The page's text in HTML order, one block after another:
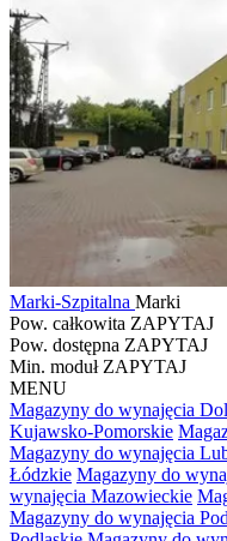
Marki-Szpitalna Marki
Pow. całkowita ZAPYTAJ
Pow. dostępna ZAPYTAJ
Min. moduł ZAPYTAJ
MENU
Magazyny do wynajęcia
Kujawsko-Pomorskie
Magazyny do wynajęcia
Łódzkie Magazyny do
wynajęcia Mazowieckie
Magazyny do wynajęcia